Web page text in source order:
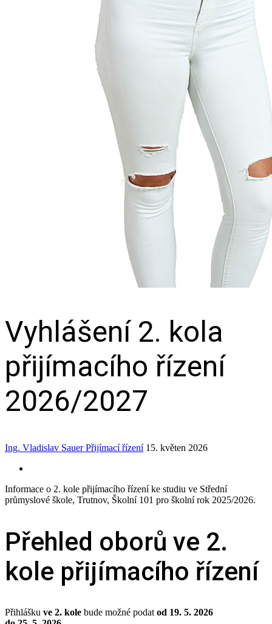
Vyhlášení 2. kola
přijímacího řízení
2026/2027
Ing. Vladislav Sauer Přijímací řízení 15. květen 2026
Informace o 2. kole přijímacího řízení ke studiu ve Střední
průmyslové škole, Trutnov, Školní 101 pro školní rok 2025/2026.
Přehled oborů ve 2.
kole přijímacího řízení
Přihlášku ve 2. kole bude možné podat od 19. 5. 2026